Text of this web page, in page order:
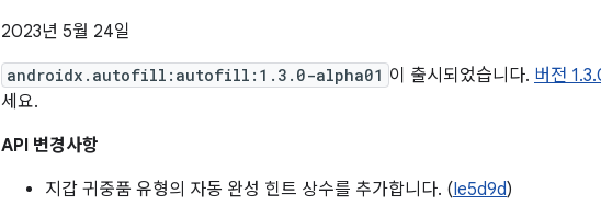
2023년 5월 24일
androidx.autofill:autofill:1.3.0-alpha01 이 출시되었습니다. 버전
세요.
API 변경사항
지갑 귀중품 유형의 자동 완성 힌트 상수를 추가합니다. (Ie5d9d)